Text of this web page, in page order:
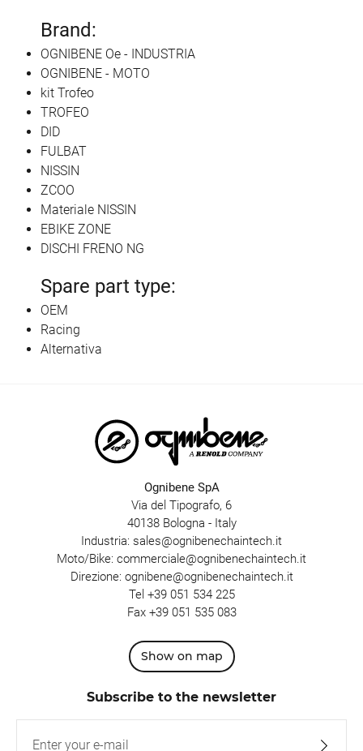
Brand:
OGNIBENE Oe - INDUSTRIA
OGNIBENE - MOTO
kit Trofeo
TROFEO
DID
FULBAT
NISSIN
ZCOO
Materiale NISSIN
EBIKE ZONE
DISCHI FRENO NG
Spare part type:
OEM
Racing
Alternativa
Ognibene SpA
Via del Tipografo, 6
40138 Bologna - Italy
Industria: sales@ognibenechaintech.it
Moto/Bike: commerciale@ognibenechaintech.it
Direzione: ognibene@ognibenechaintech.it
Tel +39 051 534 225
Fax +39 051 535 083
Show on map
Subscribe to the newsletter